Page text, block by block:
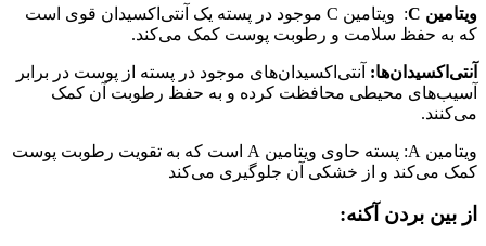
ویتامین :
ویتامین C موجود در پسته یک آنتی‌اکسیدان قوی است
که به حفظ سلامت و رطوبت پوست کمک می‌کند.
آنتی‌اکسیدان‌ها: آنتی‌اکسیدان‌های موجود در پسته از پوست در برابر
آسیب‌های محیطی محافظت کرده و به حفظ رطوبت آن کمک
می‌کنند.
ویتامین A: پسته حاوی ویتامین A است که به تقویت رطوبت پوست
کمک می‌کند و از خشکی آن جلوگیری می‌کند
از بین بردن آکنه: